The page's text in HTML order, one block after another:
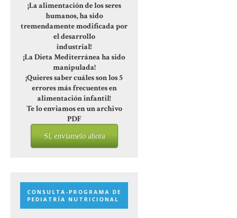
¡La alimentación de los seres
humanos, ha sido
tremendamente modificada por
el desarrollo
industrial!
¡La Dieta Mediterránea ha sido
manipulada!
¡Quieres saber cuáles son los 5
errores más frecuentes en
alimentación infantil!
Te lo enviamos en un archivo
PDF
Sí, enviamelo ahora
CONSULTA-PROGRAMA DE
PEDIATRÍA NUTRICIONAL